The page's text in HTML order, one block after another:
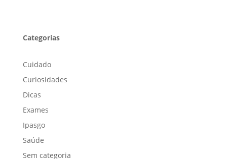
Categorias
Cuidado
Curiosidades
Dicas
Exames
Ipasgo
Saúde
Sem categoria